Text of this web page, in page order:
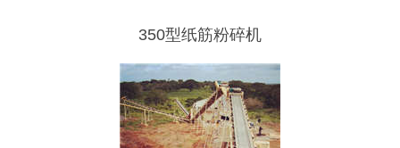
350型纸筋粉碎机